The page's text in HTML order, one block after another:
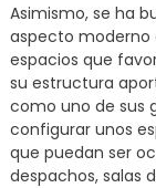
Asimismo, se ha
aspecto moderno
espacios que
su estructura
como uno de sus
configurar unos
que puedan ser
despachos, salas